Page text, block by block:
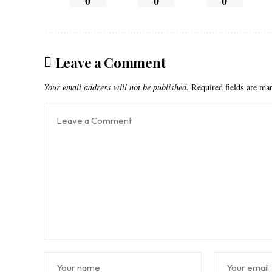
Leave a Comment
Your email address will not be published. Required fields are